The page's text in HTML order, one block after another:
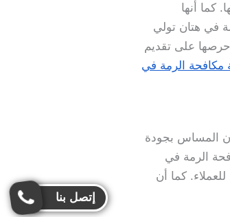
كما أنها
في هتان تولي
على تقديم
مكافحة الرمة في
المساس بجودة
الرمة في
كما أن
إتصل بنا